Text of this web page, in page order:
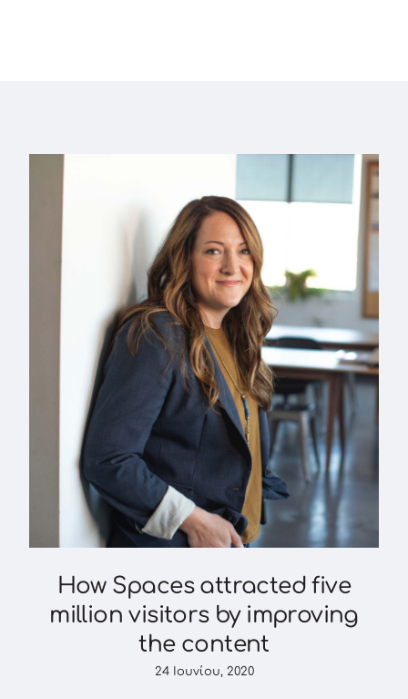
How Spaces attracted five
million visitors by improving
the content
24 Ιουνίου, 2020